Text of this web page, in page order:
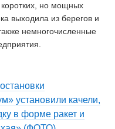
но мощных
выходила из берегов и
немногочисленные
установили качели,
в форме ракет и